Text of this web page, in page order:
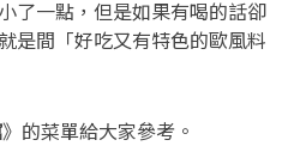
了一點，但是如果有喝的話卻
是間「好吃又有特色的歐風料
》的菜單給大家參考。